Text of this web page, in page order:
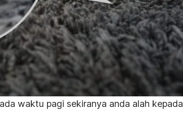
waktu pagi sekiranya anda alah kepada